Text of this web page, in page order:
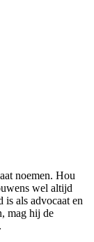
noemen. Hou
wel altijd
als advocaat en
mag hij de